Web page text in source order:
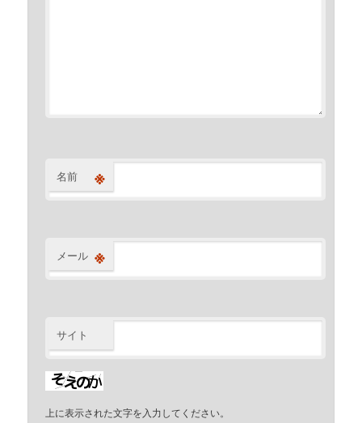
名前 ※
メール ※
サイト
上に表示された文字を入力してください。